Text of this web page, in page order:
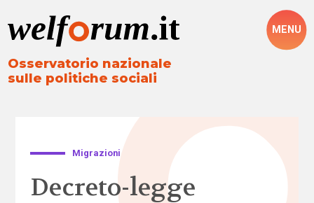
Osservatorio nazionale
sulle politiche sociali
MENU
Migrazioni
Decreto-legge